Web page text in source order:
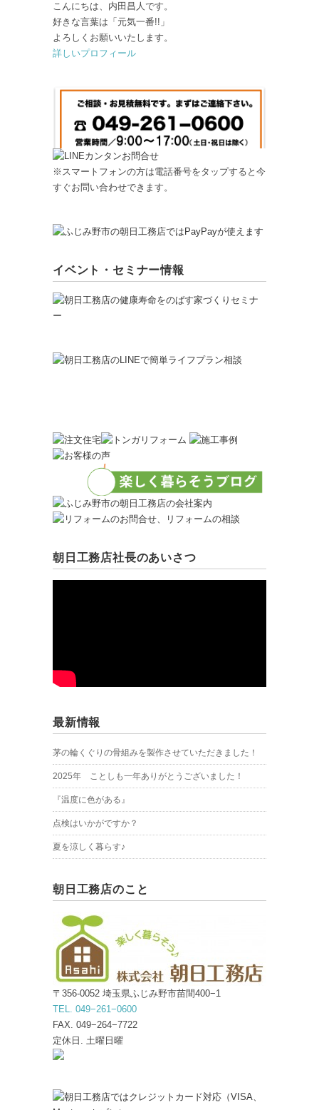
こんにちは、内田昌人です。
好きな言葉は「元気一番!!」
よろしくお願いいたします。
詳しいプロフィール
※スマートフォンの方は電話番号をタップすると今
すぐお問い合わせできます。
イベント・セミナー情報
朝日工務店社長のあいさつ
最新情報
茅の輪くぐりの骨組みを製作させていただきました！
2025年 ことしも一年ありがとうございました！
『温度に色がある』
点検はいかがですか？
夏を涼しく暮らす♪
朝日工務店のこと
〒356-0052 埼玉県ふじみ野市苗間400−1
TEL. 049−261−0600
FAX. 049−264−7722
定休日. 土曜日曜